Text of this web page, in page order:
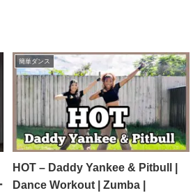
簡単ダンス
HOT – Daddy Yankee & Pitbull |
Dance Workout | Zumba |